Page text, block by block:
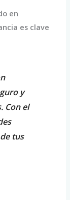
en
es clave
y
Con el
tus